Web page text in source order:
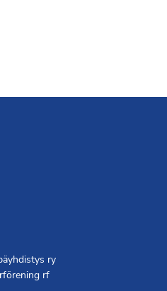
ry
rf